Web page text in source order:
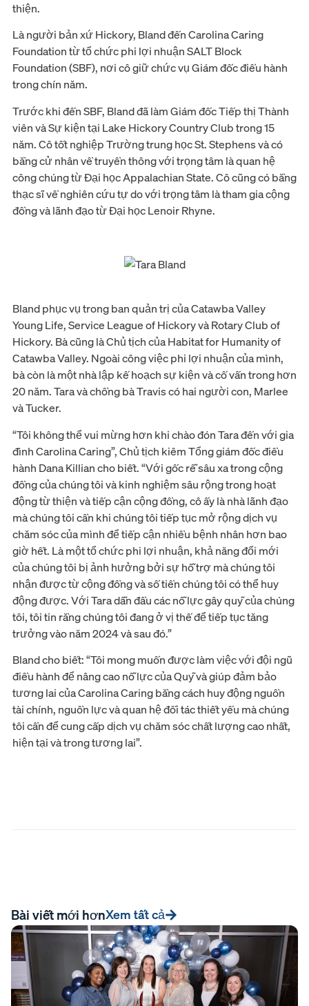
thiện.
Là người bản xứ Hickory, Bland đến Carolina Caring
Foundation từ tổ chức phi lợi nhuận SALT Block
Foundation (SBF), nơi cô giữ chức vụ Giám đốc điều hành
trong chín năm.
Trước khi đến SBF, Bland đã làm Giám đốc Tiếp thị Thành
viên và Sự kiện tại Lake Hickory Country Club trong 15
năm. Cô tốt nghiệp Trường trung học St. Stephens và có
bằng cử nhân về truyền thông với trọng tâm là quan hệ
công chúng từ Đại học Appalachian State. Cô cũng có bằng
thạc sĩ về nghiên cứu tự do với trọng tâm là tham gia cộng
đồng và lãnh đạo từ Đại học Lenoir Rhyne.
Bland phục vụ trong ban quản trị của Catawba Valley
Young Life, Service League of Hickory và Rotary Club of
Hickory. Bà cũng là Chủ tịch của Habitat for Humanity of
Catawba Valley. Ngoài công việc phi lợi nhuận của mình,
bà còn là một nhà lập kế hoạch sự kiện và cố vấn trong hơn
20 năm. Tara và chồng bà Travis có hai người con, Marlee
và Tucker.
“Tôi không thể vui mừng hơn khi chào đón Tara đến với gia
đình Carolina Caring”, Chủ tịch kiêm Tổng giám đốc điều
hành Dana Killian cho biết. “Với gốc rễ sâu xa trong cộng
đồng của chúng tôi và kinh nghiệm sâu rộng trong hoạt
động từ thiện và tiếp cận cộng đồng, cô ấy là nhà lãnh đạo
mà chúng tôi cần khi chúng tôi tiếp tục mở rộng dịch vụ
chăm sóc của mình để tiếp cận nhiều bệnh nhân hơn bao
giờ hết. Là một tổ chức phi lợi nhuận, khả năng đổi mới
của chúng tôi bị ảnh hưởng bởi sự hỗ trợ mà chúng tôi
nhận được từ cộng đồng và số tiền chúng tôi có thể huy
động được. Với Tara dẫn đầu các nỗ lực gây quỹ của chúng
tôi, tôi tin rằng chúng tôi đang ở vị thế để tiếp tục tăng
trưởng vào năm 2024 và sau đó.”
Bland cho biết: “Tôi mong muốn được làm việc với đội ngũ
điều hành để nâng cao nỗ lực của Quỹ và giúp đảm bảo
tương lai của Carolina Caring bằng cách huy động nguồn
tài chính, nguồn lực và quan hệ đối tác thiết yếu mà chúng
tôi cần để cung cấp dịch vụ chăm sóc chất lượng cao nhất,
hiện tại và trong tương lai”.
Bài viết mới hơnXem tất cả